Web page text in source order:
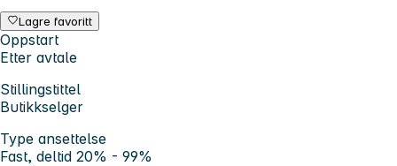
Lagre favoritt
Oppstart
Etter avtale
Stillingstittel
Butikkselger
Type ansettelse
Fast, deltid 20% - 99%